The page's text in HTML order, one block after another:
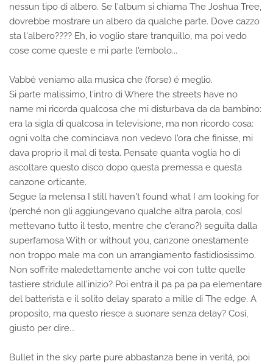
nessun tipo di albero. Se l'album si chiama The Joshua Tree,
dovrebbe mostrare un albero da qualche parte. Dove cazzo
sta l'albero???? Eh, io voglio stare tranquillo, ma poi vedo
cose come queste e mi parte l'embolo...
Vabbé veniamo alla musica che (forse) é meglio.
Si parte malissimo, l'intro di Where the streets have no
name mi ricorda qualcosa che mi disturbava da da bambino:
era la sigla di qualcosa in televisione, ma non ricordo cosa:
ogni volta che cominciava non vedevo l'ora che finisse, mi
dava proprio il mal di testa. Pensate quanta voglia ho di
ascoltare questo disco dopo questa premessa e questa
canzone orticante.
Segue la melensa I still haven't found what I am looking for
(perché non gli aggiungevano qualche altra parola, cosí
mettevano tutto il testo, mentre che c'erano?) seguita dalla
superfamosa With or without you, canzone onestamente
non troppo male ma con un arrangiamento fastidiosissimo.
Non soffrite maledettamente anche voi con tutte quelle
tastiere stridule all'inizio? Poi entra il pa pa pa pa elementare
del batterista e il solito delay sparato a mille di The edge. A
proposito, ma questo riesce a suonare senza delay? Così,
giusto per dire...
Bullet in the sky parte pure abbastanza bene in veritá, poi